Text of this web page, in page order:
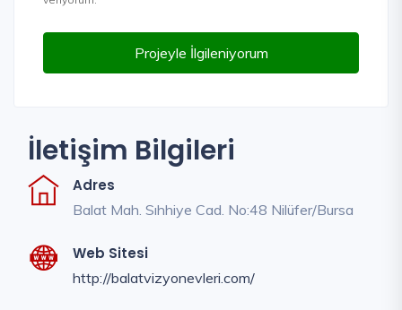
Projeyle İlgileniyorum
İletişim Bilgileri
Adres
Balat Mah. Sıhhiye Cad. No:48 Nilüfer/Bursa
Web Sitesi
http://balatvizyonevleri.com/